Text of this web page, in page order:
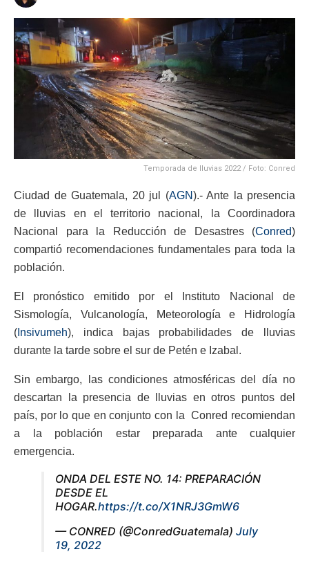
Temporada de lluvias 2022 / Foto: Conred
Ciudad de Guatemala, 20 jul (AGN).- Ante la presencia
de lluvias en el territorio nacional, la Coordinadora
Nacional para la Reducción de Desastres (Conred)
compartió recomendaciones fundamentales para toda la
población.
El pronóstico emitido por el Instituto Nacional de
Sismología, Vulcanología, Meteorología e Hidrología
( Insivumeh), indica bajas probabilidades de lluvias
durante la tarde sobre el sur de Petén e Izabal.
Sin embargo, las condiciones atmosféricas del día no
descartan la presencia de lluvias en otros puntos del
país, por lo que en conjunto con la Conred recomiendan
a la población estar preparada ante cualquier
emergencia.
ONDA DEL ESTE NO. 14: PREPARACIÓN
DESDE EL
HOGAR.https://t.co/X1NRJ3GmW6
— CONRED (@ConredGuatemala) July
19, 2022